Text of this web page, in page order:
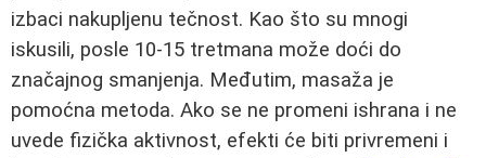
izbaci nakupljenu tečnost. Kao što su mnogi
iskusili, posle 10-15 tretmana može doći do
značajnog smanjenja. Međutim, masaža je
pomoćna metoda. Ako se ne promeni ishrana i ne
uvede fizička aktivnost, efekti će biti privremeni i